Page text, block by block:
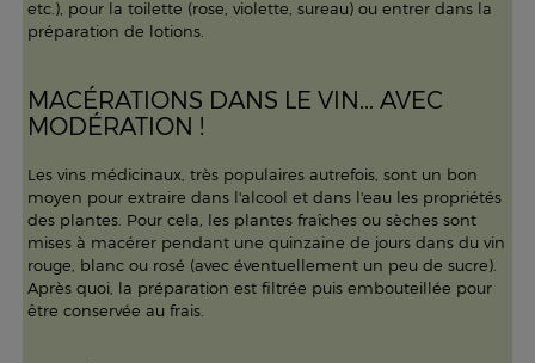
etc.), pour la toilette (rose, violette, sureau) ou entrer dans la
préparation de lotions.
MACÉRATIONS DANS LE VIN... AVEC
MODÉRATION !
Les vins médicinaux, très populaires autrefois, sont un bon
moyen pour extraire dans l'alcool et dans l'eau les propriétés
des plantes. Pour cela, les plantes fraîches ou sèches sont
mises à macérer pendant une quinzaine de jours dans du vin
rouge, blanc ou rosé (avec éventuellement un peu de sucre).
Après quoi, la préparation est filtrée puis embouteillée pour
être conservée au frais.